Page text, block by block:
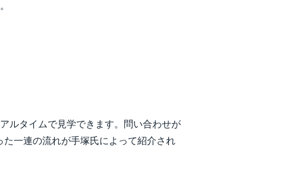
ルタイムで見学できます。問い合わせが
一連の流れが手塚氏によって紹介され